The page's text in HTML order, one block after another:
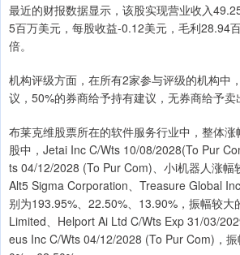
最近的财报数据显示，该股实现营业收入
5百万美元，每股收益-0.12美元，毛利28.94
倍。
机构评级方面，在所有2家参与评级的机构中
议，50%的券商给予持有建议，无券商给予卖
布莱克维股票所在的软件服务行业中，整体
股中，Jetai Inc C/Wts 10/08/2028(To Pur
ts 04/12/2028 (To Pur Com)、小i机器人涨幅
Alt5 Sigma Corporation、Treasure Global
别为193.95%、22.50%、13.90%，振幅较大
Limited、Helport Ai Ltd C/Wts Exp 31/03/
eus Inc C/Wts 04/12/2028 (To Pur Com)，